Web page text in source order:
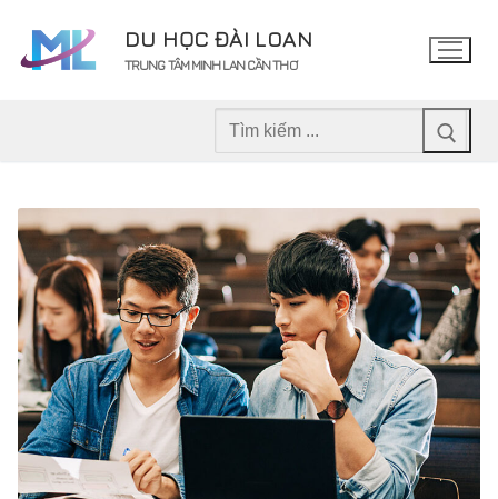
nội
DU HỌC ĐÀI LOAN
TRUNG TÂM MINH LAN CẦN THƠ
Tìm